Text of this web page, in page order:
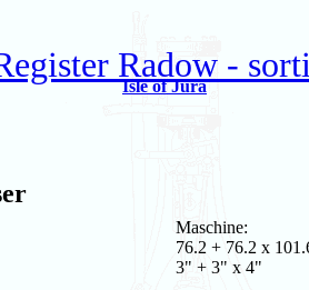
Radow -
Isle of Jura
Maschine:
76.2 + 76.2 x
3" + 3" x 4"